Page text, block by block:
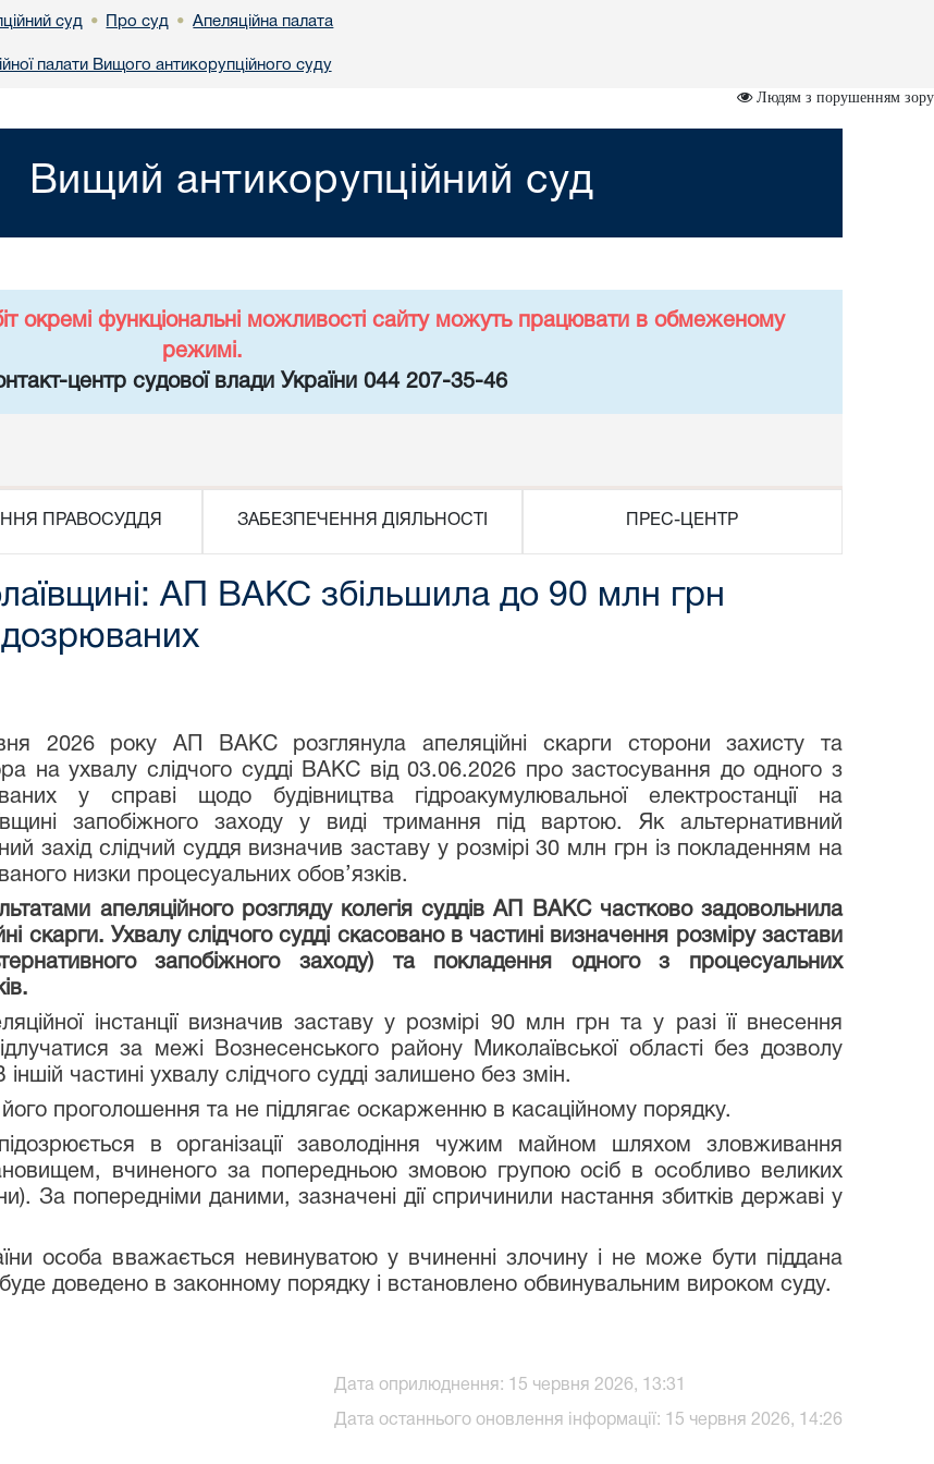
суд • Про суд • Апеляційна палата
палати Вищого антикорупційного суду
Людям з порушенням зору
Вищий антикорупційний суд
окремі функціональні можливості сайту можуть працювати в обмеженому
режимі.
центр судової влади України 044 207-35-46
ПРАВОСУДДЯ ЗАБЕЗПЕЧЕННЯ ДІЯЛЬНОСТІ ПРЕС-ЦЕНТР
АП ВАКС збільшила до 90 млн грн
2026 року АП ВАКС розглянула апеляційні скарги сторони захисту та
на ухвалу слідчого судді ВАКС від 03.06.2026 про застосування до одного з
у справі щодо будівництва гідроакумулювальної електростанції на
запобіжного заходу у виді тримання під вартою. Як альтернативний
захід слідчий суддя визначив заставу у розмірі 30 млн грн із покладенням на
низки процесуальних обов’язків.
апеляційного розгляду колегія суддів АП ВАКС частково задовольнила
скарги. Ухвалу слідчого судді скасовано в частині визначення розміру застави
запобіжного заходу) та покладення одного з процесуальних
інстанції визначив заставу у розмірі 90 млн грн та у разі її внесення
за межі Вознесенського району Миколаївської області без дозволу
частині ухвалу слідчого судді залишено без змін.
проголошення та не підлягає оскарженню в касаційному порядку.
в організації заволодіння чужим майном шляхом зловживання
вчиненого за попередньою змовою групою осіб в особливо великих
За попередніми даними, зазначені дії спричинили настання збитків державі у
особа вважається невинуватою у вчиненні злочину і не може бути піддана
доведено в законному порядку і встановлено обвинувальним вироком суду.
Дата оприлюднення: 15 червня 2026, 13:31
Дата останнього оновлення інформації: 15 червня 2026, 14:26